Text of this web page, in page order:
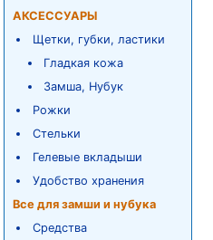
АКСЕССУАРЫ
Щетки, губки, ластики
Гладкая кожа
Замша, Нубук
Рожки
Стельки
Гелевые вкладыши
Удобство хранения
Все для замши и нубука
Средства